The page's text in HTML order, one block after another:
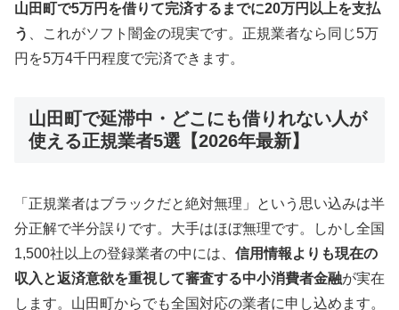
山田町で5万円を借りて完済するまでに20万円以上を支払
う
、これがソフト闇金の現実です。正規業者なら同じ5万
円を5万4千円程度で完済できます。
山田町で延滞中・どこにも借りれない人が
使える正規業者5選【2026年最新】
「正規業者はブラックだと絶対無理」という思い込みは半
分正解で半分誤りです。大手はほぼ無理です。しかし全国
1,500社以上の登録業者の中には、 信用情報よりも現在の
収入と返済意欲を重視して審査する中小消費者金融が実在
します。山田町からでも全国対応の業者に申し込めます。